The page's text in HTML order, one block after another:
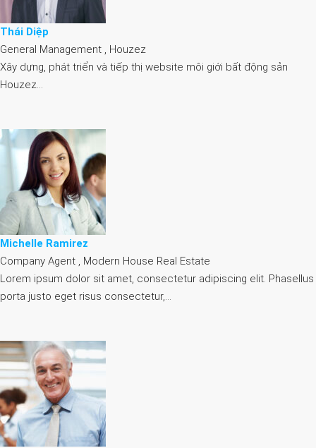
Thái Diệp
General Management , Houzez
Xây dựng, phát triển và tiếp thị website môi giới bất động sản
Houzez…
Michelle Ramirez
Company Agent , Modern House Real Estate
Lorem ipsum dolor sit amet, consectetur adipiscing elit. Phasellus
porta justo eget risus consectetur,…